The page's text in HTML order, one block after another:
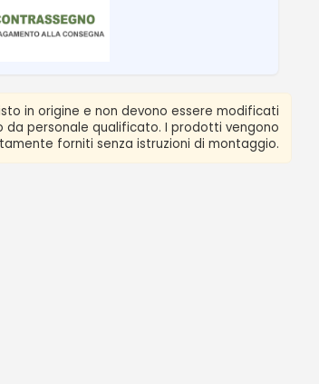
in origine e non devono essere modificati
da personale qualificato. I prodotti vengono
forniti senza istruzioni di montaggio.